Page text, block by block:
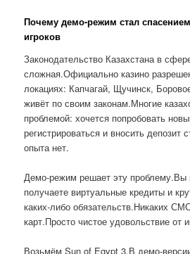
Почему демо-режим стал
игроков
Законодательство Казахстана в
сложная.Официально казино
локациях: Капчагай, Щучинск,
живёт по своим законам.Многие
проблемой: хочется попробовать
регистрироваться и вносить депозит
опыта нет.
Демо-режим решает эту проблему.Вы
получаете виртуальные кредиты и
каких-либо обязательств.Никаких
карт.Просто чистое удовольствие от
Возьмём Sun of Egypt 3.В демо-